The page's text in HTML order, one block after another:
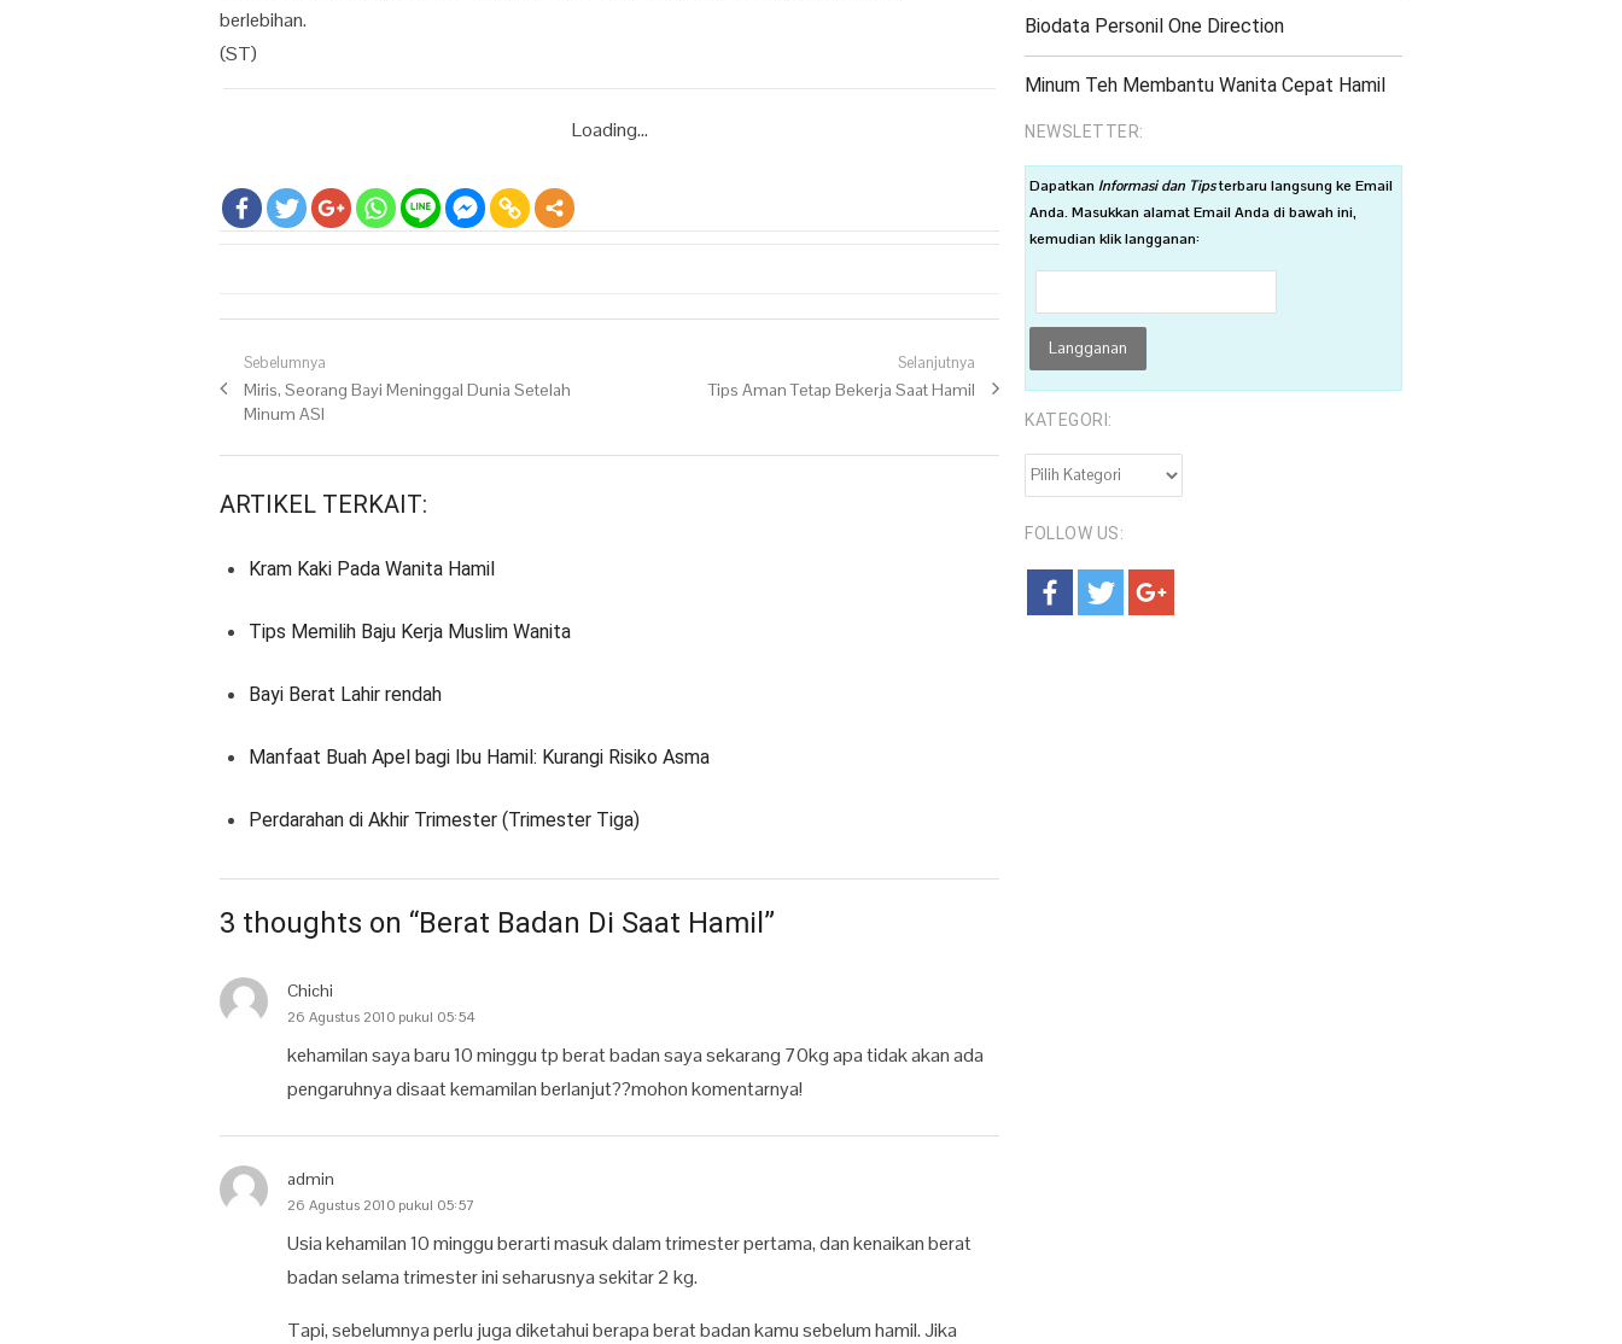
berlebihan.
(ST)
Loading...
Navigasi pos
Sebelumnya
Previous post:
Miris, Seorang Bayi Meninggal Dunia Setelah
Minum ASI
Selanjutnya
Next post:
Tips Aman Tetap Bekerja Saat Hamil
ARTIKEL TERKAIT:
Kram Kaki Pada Wanita Hamil
Tips Memilih Baju Kerja Muslim Wanita
Bayi Berat Lahir rendah
Manfaat Buah Apel bagi Ibu Hamil: Kurangi Risiko Asma
Perdarahan di Akhir Trimester (Trimester Tiga)
3 thoughts on “Berat Badan Di Saat Hamil”
Chichi
26 Agustus 2010 pukul 05:54
kehamilan saya baru 10 minggu tp berat badan saya sekarang 70kg apa tidak akan ada
pengaruhnya disaat kemamilan berlanjut??mohon komentarnya!
admin
26 Agustus 2010 pukul 05:57
Usia kehamilan 10 minggu berarti masuk dalam trimester pertama, dan kenaikan berat
badan selama trimester ini seharusnya sekitar 2 kg.
Tapi, sebelumnya perlu juga diketahui berapa berat badan kamu sebelum hamil. Jika
Biodata Personil One Direction
Minum Teh Membantu Wanita Cepat Hamil
NEWSLETTER:
DapatkanInformasi dan Tipsterbaru langsung ke Email
Anda. Masukkan alamat Email Anda di bawah ini,
kemudian klik langganan:
KATEGORI:
KATEGORI:
FOLLOW US: